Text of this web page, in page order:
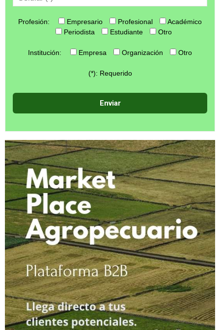
Profesión: Empresario Profesional
Académico
Periodista
Estudiante Otro
Institución: Empresa Organización Otro
(*): Requerido